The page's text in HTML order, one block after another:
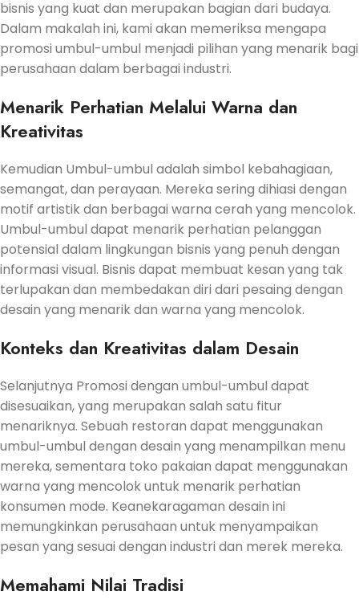
bisnis yang kuat dan merupakan bagian dari budaya.
Dalam makalah ini, kami akan memeriksa mengapa
promosi umbul-umbul menjadi pilihan yang menarik bagi
perusahaan dalam berbagai industri.
Menarik Perhatian Melalui Warna dan
Kreativitas
Kemudian Umbul-umbul adalah simbol kebahagiaan,
semangat, dan perayaan. Mereka sering dihiasi dengan
motif artistik dan berbagai warna cerah yang mencolok.
Umbul-umbul dapat menarik perhatian pelanggan
potensial dalam lingkungan bisnis yang penuh dengan
informasi visual. Bisnis dapat membuat kesan yang tak
terlupakan dan membedakan diri dari pesaing dengan
desain yang menarik dan warna yang mencolok.
Konteks dan Kreativitas dalam Desain
Selanjutnya Promosi dengan umbul-umbul dapat
disesuaikan, yang merupakan salah satu fitur
menariknya. Sebuah restoran dapat menggunakan
umbul-umbul dengan desain yang menampilkan menu
mereka, sementara toko pakaian dapat menggunakan
warna yang mencolok untuk menarik perhatian
konsumen mode. Keanekaragaman desain ini
memungkinkan perusahaan untuk menyampaikan
pesan yang sesuai dengan industri dan merek mereka.
Memahami Nilai Tradisi